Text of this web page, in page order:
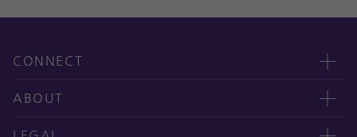
CONNECT
Contact us
오시는 길
ABOUT